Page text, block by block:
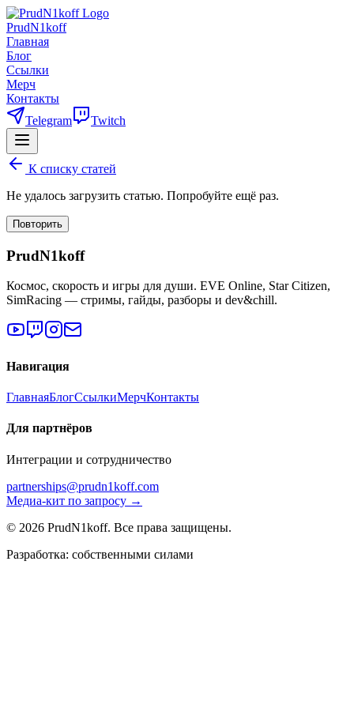
PrudN1koff
Главная
Блог
Ссылки
Мерч
Контакты
Telegram
Twitch
К списку статей
Не удалось загрузить статью. Попробуйте ещё раз.
Повторить
PrudN1koff
Космос, скорость и игры для души. EVE Online, Star Citizen,
SimRacing — стримы, гайды, разборы и dev&chill.
Навигация
ГлавнаяБлогСсылкиМерчКонтакты
Для партнёров
Интеграции и сотрудничество
partnerships@prudn1koff.com
Медиа-кит по запросу →
© 2026 PrudN1koff. Все права защищены.
Разработка: собственными силами